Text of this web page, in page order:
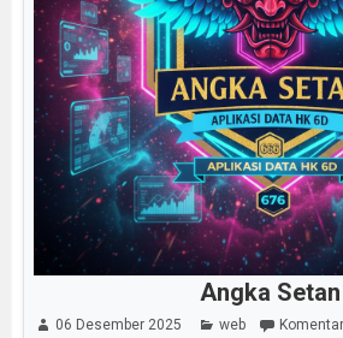
Angka Setan
06 Desember 2025 web Komentar